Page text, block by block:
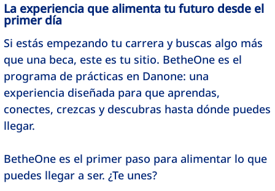
La experiencia que alimenta tu futuro desde el
primer día
Si estás empezando tu carrera y buscas algo más
que una beca, este es tu sitio. BetheOne es el
programa de prácticas en Danone: una
experiencia diseñada para que aprendas,
conectes, crezcas y descubras hasta dónde puedes
llegar.
BetheOne es el primer paso para alimentar lo que
puedes llegar a ser. ¿Te unes?